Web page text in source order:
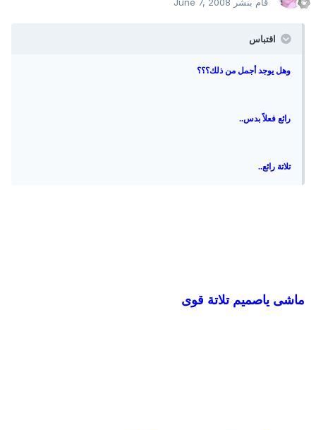
اقتباس
وهل يوجد أجمل من ذلك؟؟؟
رائع فعلاً بدس..
تلاتة رائع..
ماشى ياصميم تلاتة قوى